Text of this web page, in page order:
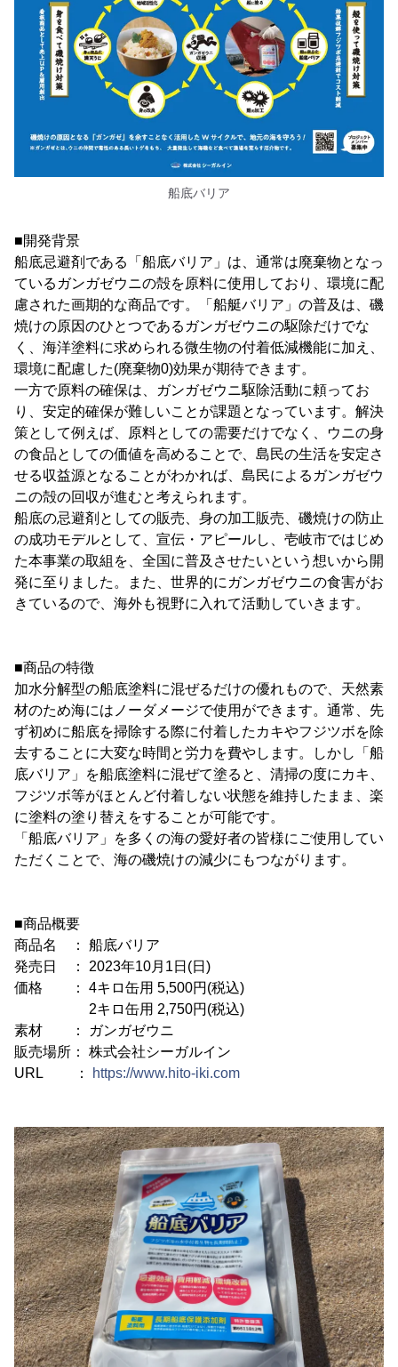
船底バリア
■開発背景
船底忌避剤である「船底バリア」は、通常は廃棄物となっ
ているガンガゼウニの殻を原料に使用しており、環境に配
慮された画期的な商品です。「船艇バリア」の普及は、磯
焼けの原因のひとつであるガンガゼウニの駆除だけでな
く、海洋塗料に求められる微生物の付着低減機能に加え、
環境に配慮した(廃棄物0)効果が期待できます。
一方で原料の確保は、ガンガゼウニ駆除活動に頼ってお
り、安定的確保が難しいことが課題となっています。解決
策として例えば、原料としての需要だけでなく、ウニの身
の食品としての価値を高めることで、島民の生活を安定さ
せる収益源となることがわかれば、島民によるガンガゼウ
ニの殻の回収が進むと考えられます。
船底の忌避剤としての販売、身の加工販売、磯焼けの防止
の成功モデルとして、宣伝・アピールし、壱岐市ではじめ
た本事業の取組を、全国に普及させたいという想いから開
発に至りました。また、世界的にガンガゼウニの食害がお
きているので、海外も視野に入れて活動していきます。
■商品の特徴
加水分解型の船底塗料に混ぜるだけの優れもので、天然素
材のため海にはノーダメージで使用ができます。通常、先
ず初めに船底を掃除する際に付着したカキやフジツボを除
去することに大変な時間と労力を費やします。しかし「船
底バリア」を船底塗料に混ぜて塗ると、清掃の度にカキ、
フジツボ等がほとんど付着しない状態を維持したまま、楽
に塗料の塗り替えをすることが可能です。
「船底バリア」を多くの海の愛好者の皆様にご使用してい
ただくことで、海の磯焼けの減少にもつながります。
■商品概要
商品名 ： 船底バリア
発売日 ： 2023年10月1日(日)
価格 ： 4キロ缶用 5,500円(税込)
2キロ缶用 2,750円(税込)
素材 ： ガンガゼウニ
販売場所： 株式会社シーガルイン
URL ：
https://www.hito-iki.com